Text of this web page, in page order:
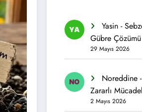
Yasin -
Gübre Çözümü
29 Mayıs 2026
Noreddine -
Zararlı
2 Mayıs 2026